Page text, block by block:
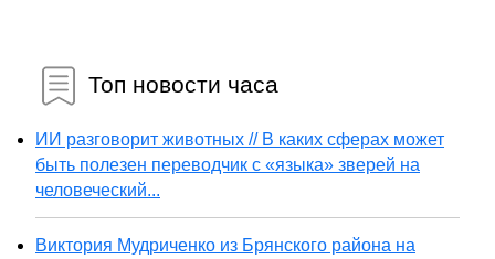
Топ новости часа
ИИ разговорит животных // В каких сферах может
быть полезен переводчик с «языка» зверей на
человеческий...
Виктория Мудриченко из Брянского района на